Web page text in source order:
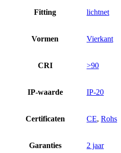
Fitting lichtnet
Vormen Vierkant
CRI >90
IP-waarde IP-20
Certificaten CE, Rohs
Garanties 2 jaar